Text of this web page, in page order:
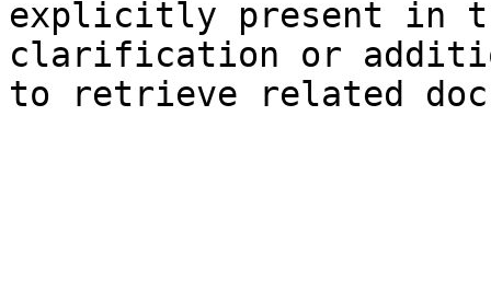
explicitly present in
clarification or